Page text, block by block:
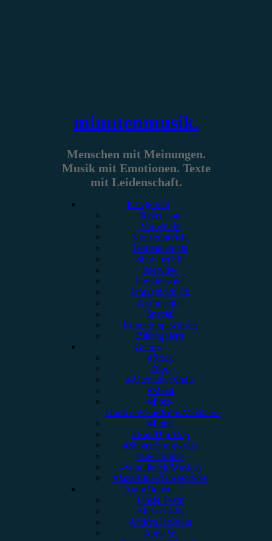
minutenmusik.
Menschen mit Meinungen.
Musik mit Emotionen. Texte
mit Leidenschaft.
Kategorien
Rezension
Vorbericht
Konzertbericht
Festivalbericht
Showbericht
Interview
Gewinnspiel
Jahresrückblick
Kommentar
Special
Erinnerungswürdig
Bildergalerie
Genres
#Rock
#Pop
#Alternative/Indie
#Metal
#Post-
Hardcore/Hardcore/Metalcore
#Punk
#Rap/Hip-Hop
#Singer/Songwriter
#Electronica
#Soundtrack/Musical
#Jazz/Blues/Gospel/Soul
Autor*innen
Unser Team
Alina Hasky
Andrea Holstein
Anna W.